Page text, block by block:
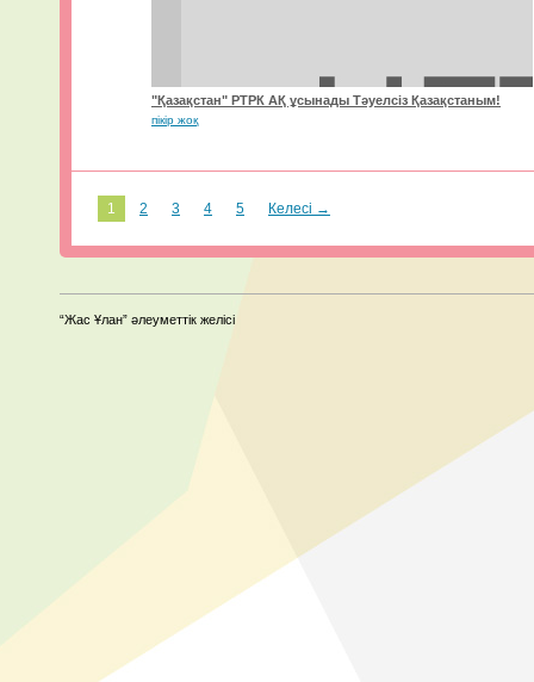
"Қазақстан" РТРК АҚ ұсынады Тәуелсіз Қазақстаным!
пікір жоқ
1 2 3 4 5 Келесі →
“Жас Ұлан” әлеуметтік желісі